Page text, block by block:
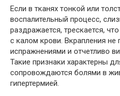
Если в тканях тонкой или
воспалительный процесс,
раздражается, трескается,
с калом крови. Вкрапления
испражнениями и отчетливо
Такие признаки характерны
сопровождаются болями в
гипертермией.